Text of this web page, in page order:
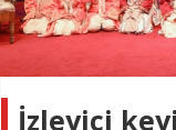
İzleyici